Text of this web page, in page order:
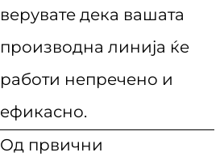
верувате дека вашата
производна линија ќе
работи непречено и
ефикасно.
Од првични